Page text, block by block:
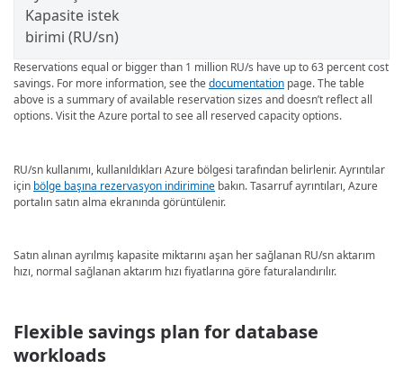
Kapasite istek
birimi (RU/sn)
Reservations equal or bigger than 1 million RU/s have up to 63 percent cost
savings. For more information, see thedocumentation page. The table
above is a summary of available reservation sizes and doesn’t reflect all
options. Visit the Azure portal to see all reserved capacity options.
RU/sn kullanımı, kullanıldıkları Azure bölgesi tarafından belirlenir. Ayrıntılar
için bölge başına rezervasyon indirimine bakın. Tasarruf ayrıntıları, Azure
portalın satın alma ekranında görüntülenir.
Satın alınan ayrılmış kapasite miktarını aşan her sağlanan RU/sn aktarım
hızı, normal sağlanan aktarım hızı fiyatlarına göre faturalandırılır.
Flexible savings plan for database
workloads